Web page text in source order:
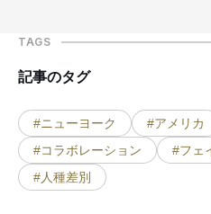
TAGS
記事のタグ
#ニューヨーク #アメリカ
#コラボレーション
#フェ
#人種差別